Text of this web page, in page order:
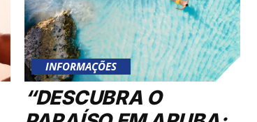
INFORMAÇÕES
“DESCUBRA O